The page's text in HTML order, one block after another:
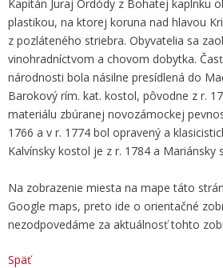
Kapitán Juraj Ordódy z Bohatej kaplnku
plastikou, na ktorej koruna nad hlavou
z pozláteného striebra. Obyvatelia sa
vinohradníctvom a chovom dobytka.
národnosti bola násilne presídlená do
Barokový rím. kat. kostol, pôvodne z r.
materiálu zbúranej novozámockej
1766 a v r. 1774 bol opravený a
Kalvínsky kostol je z r. 1784 a Mariánsky
Na zobrazenie miesta na mape táto
Google maps, preto ide o orientačné
nezodpovedáme za aktuálnosť tohto
Späť